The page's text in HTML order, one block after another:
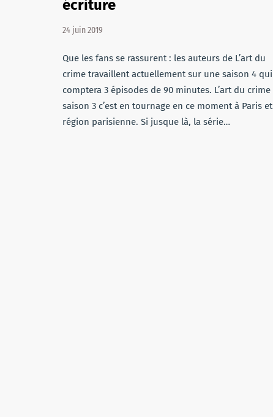
écriture
24 juin 2019
Que les fans se rassurent : les auteurs de L’art du
crime travaillent actuellement sur une saison 4 qui
comptera 3 épisodes de 90 minutes. L’art du crime
saison 3 c’est en tournage en ce moment à Paris et
région parisienne. Si jusque là, la série…